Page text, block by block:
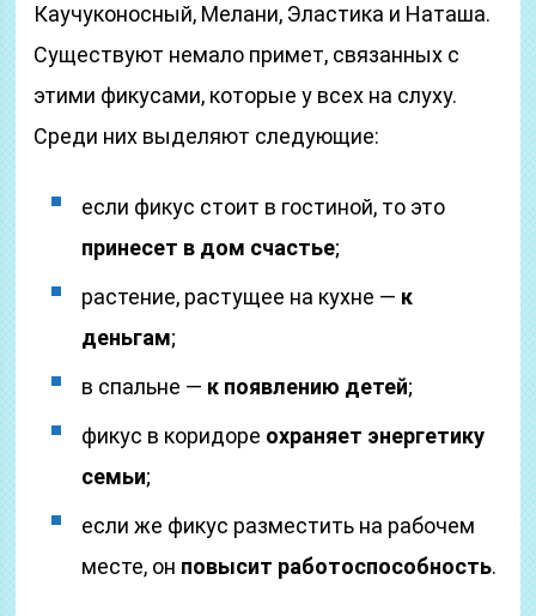
Каучуконосный, Мелани, Эластика и Наташа.
Существуют немало примет, связанных с
этими фикусами, которые у всех на слуху.
Среди них выделяют следующие:
если фикус стоит в гостиной, то это
принесет в дом счастье;
растение, растущее на кухне — к
деньгам;
в спальне — к появлению детей;
фикус в коридоре охраняет энергетику
семьи;
если же фикус разместить на рабочем
месте, он повысит работоспособность.